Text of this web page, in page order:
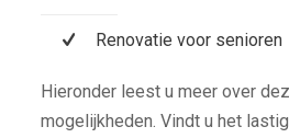
Renovatie voor senioren
Hieronder leest u meer over
mogelijkheden. Vindt u het